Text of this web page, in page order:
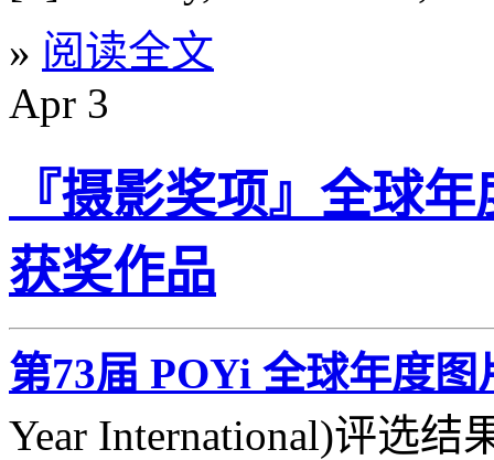
» 阅读全文
Apr 3
『摄影奖项』全球
获奖作品
第73届 POYi 全球年度图
Year International)评选结